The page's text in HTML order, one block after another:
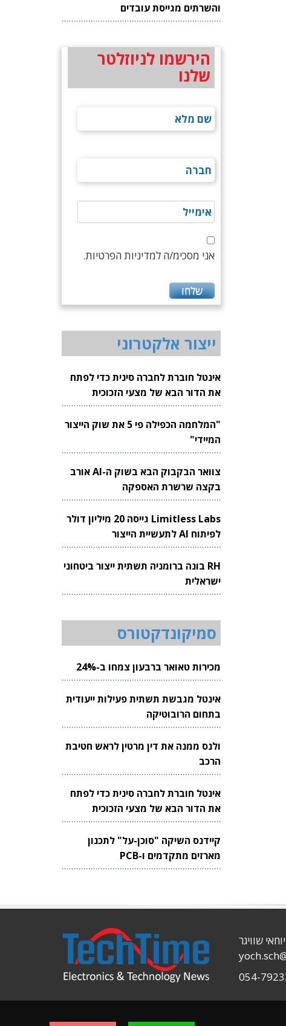
והשרתים מגייסת עובדים
הירשמו לניוזלטר
שלנו
אני מסכימ/ה למדיניות הפרטיות.
ייצור אלקטרוני
אינטל חוברת לחברה סינית כדי לפתח
את הדור הבא של מצעי הזכוכית
לשבבים
"המלחמה הכפילה פי 5 את שוק הייצור
המיידי"
צוואר הבקבוק הבא בשוק ה-AI אורב
בקצה שרשרת האספקה
Limitless Labs גייסה 20 מיליון דולר
לפיתוח AI לתעשיית הייצור
RH בונה ברומניה תשתית ייצור ביטחוני
ישראלית
סמיקונדקטורס
מכירות טאואר ברבעון צמחו ב-24%
אינטל מגבשת תשתית פעילות ייעודית
בתחום הרובוטיקה
ולנס ממנה את דין מרטין לראש חטיבת
הרכב
אינטל חוברת לחברה סינית כדי לפתח
את הדור הבא של מצעי הזכוכית
לשבבים
קיידנס השיקה "סוכן-על" לתכנון
מארזים מתקדמים ו-PCB
שוויגר
054-